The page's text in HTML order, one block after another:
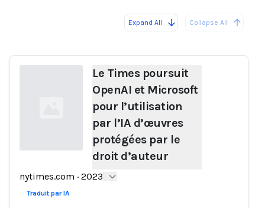
Expand All Collapse All
Loading...
Le Times poursuit
OpenAI et Microsoft
pour l’utilisation
par l’IA d’œuvres
protégées par le
droit d’auteur
nytimes.com · 2023
Traduit par IA